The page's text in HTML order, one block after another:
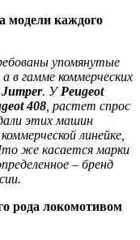
модели каждого
упомянутые
, а в гамме коммерческих
Jumper. УPeugeot
408 , растет спрос
этих машин
линейке,
же касается марки
– бренд
рода локомотивом